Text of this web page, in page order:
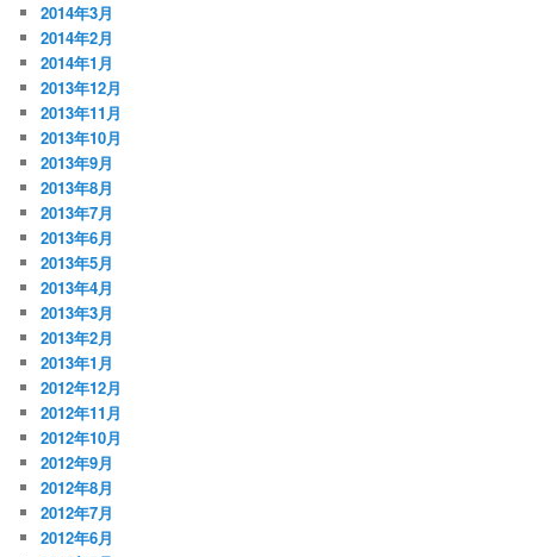
2014年3月
2014年2月
2014年1月
2013年12月
2013年11月
2013年10月
2013年9月
2013年8月
2013年7月
2013年6月
2013年5月
2013年4月
2013年3月
2013年2月
2013年1月
2012年12月
2012年11月
2012年10月
2012年9月
2012年8月
2012年7月
2012年6月